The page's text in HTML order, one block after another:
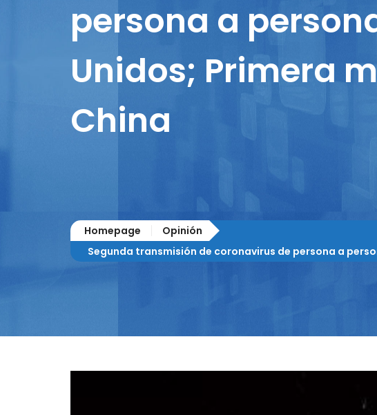
persona a
Unidos; Primera
China
Homepage
Opinión
Segunda transmisión de coronavirus de persona a